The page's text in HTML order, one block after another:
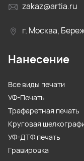
zakaz@artia.ru
г. Москва,
Нанесение
Все виды печати
УФ-Печать
Трафаретная печать
Круговая
УФ-ДТФ печать
Гравировка